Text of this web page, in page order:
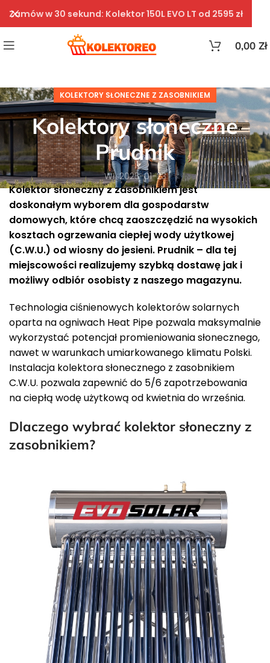
0,00 Zł
KOLEKTORY SŁONECZNE Z ZASOBNIKIEM
Kolektory słoneczne
Prudnik
Wł. 2025-01-23
Kolektor słoneczny z zasobnikiem jest
doskonałym wyborem dla gospodarstw
domowych, które chcą zaoszczędzić na wysokich
kosztach ogrzewania ciepłej wody użytkowej
(C.W.U.) od wiosny do jesieni. Prudnik – dla tej
miejscowości realizujemy szybką dostawę jak i
możliwy odbiór osobisty z naszego magazynu.
Technologia ciśnienowych kolektorów solarnych
oparta na ogniwach Heat Pipe pozwala maksymalnie
wykorzystać potencjał promieniowania słonecznego,
nawet w warunkach umiarkowanego klimatu Polski.
Instalacja kolektora słonecznego z zasobnikiem
C.W.U. pozwala zapewnić do 5/6 zapotrzebowania
na ciepłą wodę użytkową od kwietnia do września.
Dlaczego wybrać kolektor słoneczny z
zasobnikiem?
Zamów w 30 sekund: Kolektor 150L EVO LT od 2595 zł